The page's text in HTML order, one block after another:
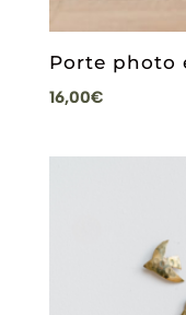
Porte photo
16,00€